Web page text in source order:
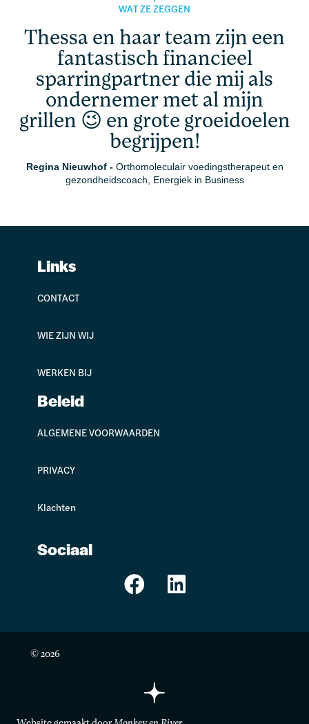
WAT ZE ZEGGEN
Thessa en haar team zijn een
fantastisch financieel
sparringpartner die mij als
ondernemer met al mijn
grillen 😉 en grote groeidoelen
begrijpen!
Regina Nieuwhof - Orthomoleculair voedingstherapeut en
gezondheidscoach, Energiek in Business
Links
CONTACT
WIE ZIJN WIJ
WERKEN BIJ
Beleid
ALGEMENE VOORWAARDEN
PRIVACY
Klachten
Sociaal
© 2026